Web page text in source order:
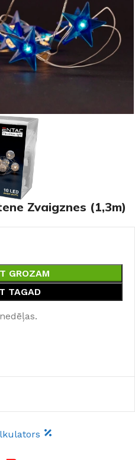
Zvaigznes (1,3m)
GROZAM
TAGAD